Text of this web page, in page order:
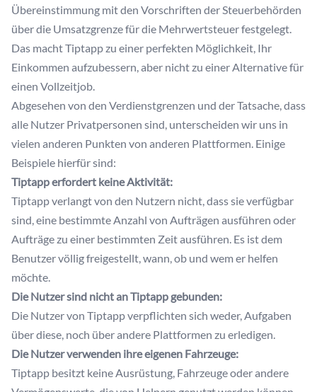
Übereinstimmung mit den Vorschriften der Steuerbehörden
über die Umsatzgrenze für die Mehrwertsteuer festgelegt.
Das macht Tiptapp zu einer perfekten Möglichkeit, Ihr
Einkommen aufzubessern, aber nicht zu einer Alternative für
einen Vollzeitjob.
Abgesehen von den Verdienstgrenzen und der Tatsache, dass
alle Nutzer Privatpersonen sind, unterscheiden wir uns in
vielen anderen Punkten von anderen Plattformen. Einige
Beispiele hierfür sind:
Tiptapp erfordert keine Aktivität:
Tiptapp verlangt von den Nutzern nicht, dass sie verfügbar
sind, eine bestimmte Anzahl von Aufträgen ausführen oder
Aufträge zu einer bestimmten Zeit ausführen. Es ist dem
Benutzer völlig freigestellt, wann, ob und wem er helfen
möchte.
Die Nutzer sind nicht an Tiptapp gebunden:
Die Nutzer von Tiptapp verpflichten sich weder, Aufgaben
über diese, noch über andere Plattformen zu erledigen.
Die Nutzer verwenden ihre eigenen Fahrzeuge:
Tiptapp besitzt keine Ausrüstung, Fahrzeuge oder andere